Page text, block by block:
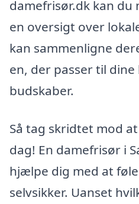
damefrisør.dk kan du
en oversigt over
kan sammenligne
en, der passer til dine
budskaber.
Så tag skridtet mod
dag! En damefrisør i
hjælpe dig med at
selvsikker. Uanset